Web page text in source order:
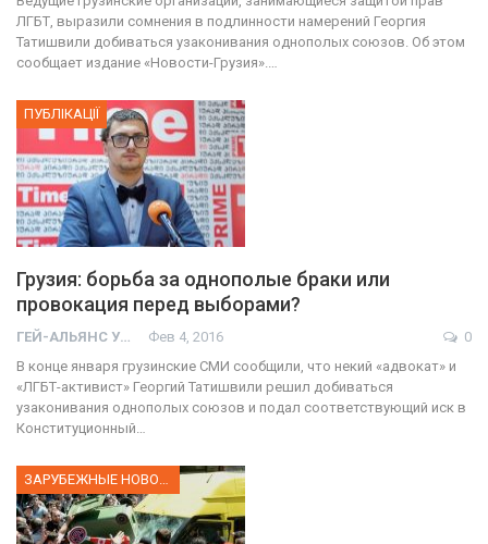
ЛГБТ, выразили сомнения в подлинности намерений Георгия
Татишвили добиваться узаконивания однополых союзов. Об этом
сообщает издание «Новости-Грузия».…
ПУБЛІКАЦІЇ
Грузия: борьба за однополые браки или
провокация перед выборами?
ГЕЙ-АЛЬЯНС УКРАИНА Фев 4, 2016
0
В конце января грузинские СМИ сообщили, что некий «адвокат» и
«ЛГБТ-активист» Георгий Татишвили решил добиваться
узаконивания однополых союзов и подал соответствующий иск в
Конституционный…